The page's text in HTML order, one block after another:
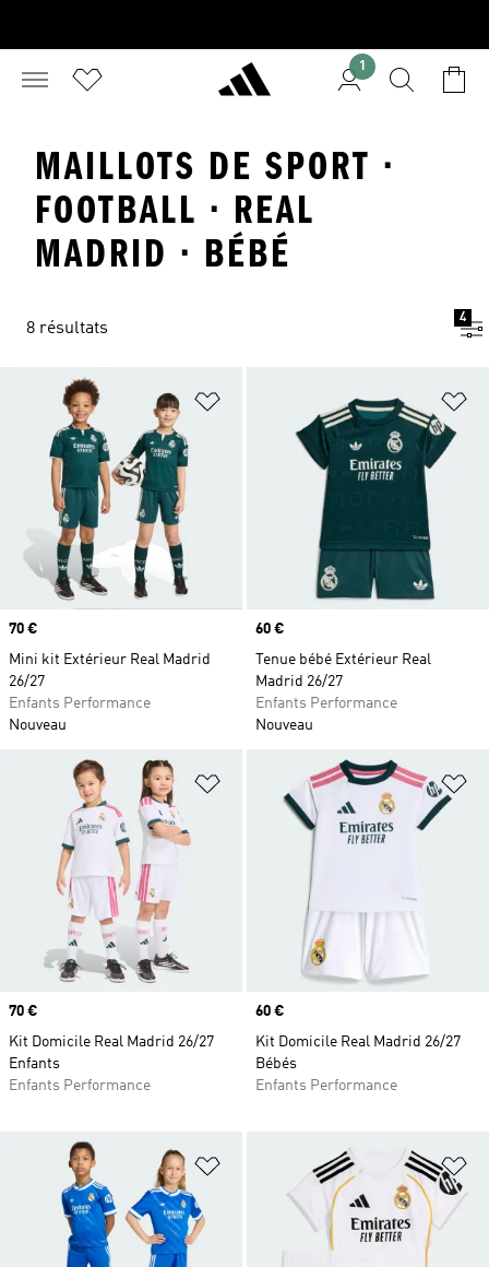
1
MAILLOTS DE SPORT ·
FOOTBALL · REAL
MADRID · BÉBÉ
8 résultats
4
Ajouter à la Liste de produits
Prix
70 €
Mini kit Extérieur Real Madrid
26/27
Enfants Performance
Nouveau
Prix
60 €
Tenue bébé Extérieur Real
Madrid 26/27
Enfants Performance
Nouveau
Ajouter à la Liste de produits
Prix
70 €
Kit Domicile Real Madrid 26/27
Enfants
Enfants Performance
Prix
60 €
Kit Domicile Real Madrid 26/27
Bébés
Enfants Performance
Ajouter à la Liste de produits